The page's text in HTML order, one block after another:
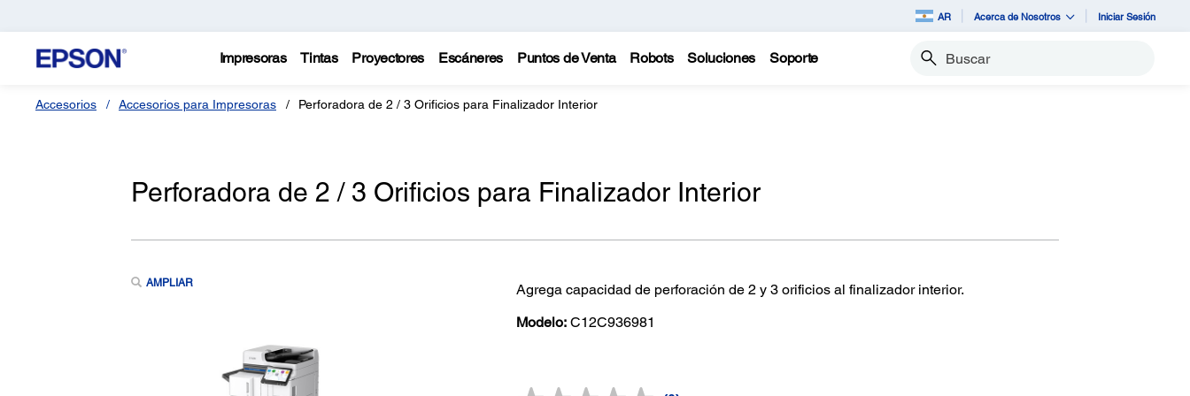
AR Acerca de Nosotros Iniciar Sesión
Impresoras Tintas Proyectores Escáneres Puntos de Venta Robots Soluciones Soporte Buscar
Accesorios Accesorios para Impresoras Perforadora de 2 / 3 Orificios para Finalizador Interior
Perforadora de 2 / 3 Orificios para Finalizador Interior
AMPLIAR
Agrega capacidad de perforación de 2 y 3 orificios al finalizador interior.
Modelo: C12C936981